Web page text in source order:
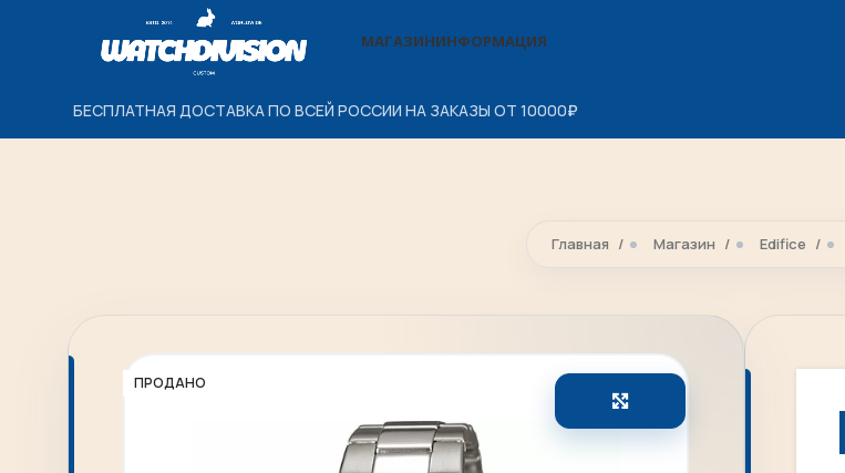
МАГАЗИНИНФОРМАЦИЯ
БЕСПЛАТНАЯ ДОСТАВКА ПО ВСЕЙ РОССИИ НА ЗАКАЗЫ ОТ 10000₽
Главная Магазин Edifice
ПРОДАНО